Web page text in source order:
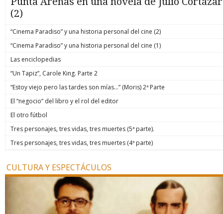
(2)
“Cinema Paradiso” y una historia personal del cine (2)
“Cinema Paradiso” y una historia personal del cine (1)
Las enciclopedias
“Un Tapiz”, Carole King. Parte 2
“Estoy viejo pero las tardes son mías…” (Moris) 2ª Parte
El “negocio” del libro y el rol del editor
El otro fútbol
Tres personajes, tres vidas, tres muertes (5ª parte).
Tres personajes, tres vidas, tres muertes (4ª parte)
CULTURA Y ESPECTÁCULOS